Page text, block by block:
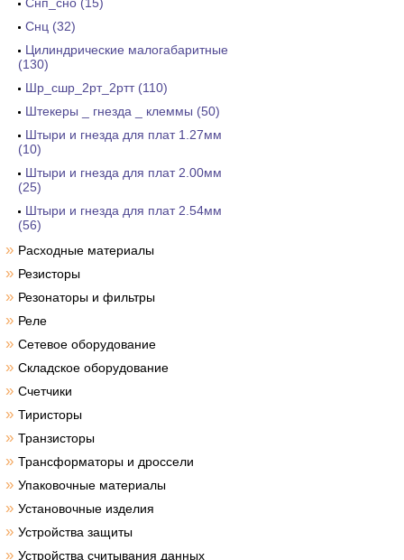
Снц (32)
Цилиндрические малогабаритные
(130)
Шр_сшр_2рт_2ртт (110)
Штекеры _ гнезда _ клеммы (50)
Штыри и гнезда для плат 1.27мм
(10)
Штыри и гнезда для плат 2.00мм
(25)
Штыри и гнезда для плат 2.54мм
(56)
» Расходные материалы
» Резисторы
» Резонаторы и фильтры
» Реле
» Сетевое оборудование
» Складское оборудование
» Счетчики
» Тиристоры
» Транзисторы
» Трансформаторы и дроссели
» Упаковочные материалы
» Установочные изделия
» Устройства защиты
» Устройства считывания данных